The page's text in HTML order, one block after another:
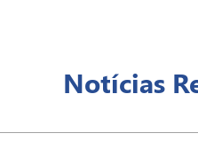
Notícias